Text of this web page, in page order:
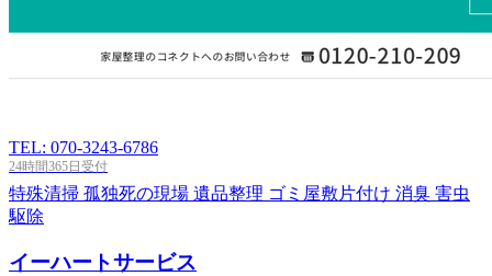
TEL: 070-3243-6786
24時間365日受付
特殊清掃 孤独死の現場 遺品整理 ゴミ屋敷片付け 消臭 害虫
駆除
イーハートサービス